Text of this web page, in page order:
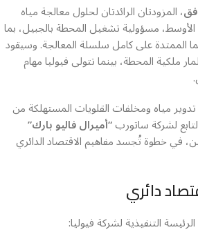
، المزودتان الرائدتان لحلول معالجة مياه
مسؤولية تشغيل المحطة بالجبيل، بما
الممتدة على كامل سلسلة المعالجة. وسيقود
ملكية المحطة، بينما تتولى فيوليا مهام
مياه ومخلفات القلويات المستهلكة من
لشركة ساتورب“أميرال فاليو بارك”
في خطوة تُجسد مفاهيم الاقتصاد الدائري
دائري
الرئيسة التنفيذية لشركة فيوليا: